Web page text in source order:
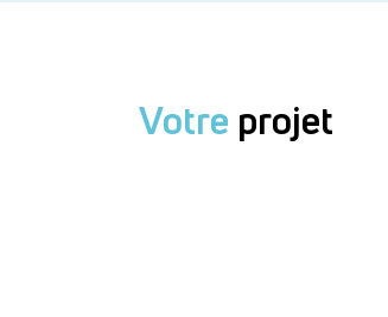
Votre projet